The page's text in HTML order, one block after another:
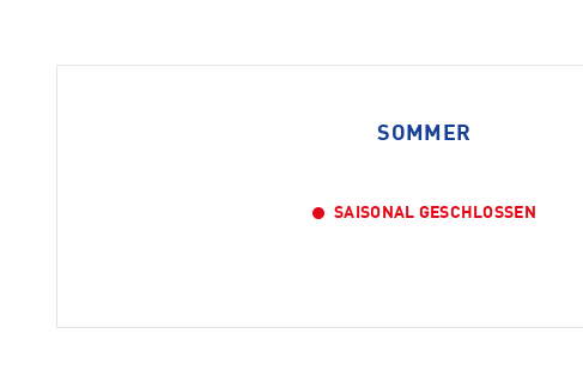
SOMMER
SAISONAL GESCHLOSSEN